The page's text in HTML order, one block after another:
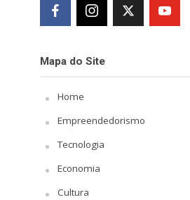
Mapa do Site
Home
Empreendedorismo
Tecnologia
Economia
Cultura